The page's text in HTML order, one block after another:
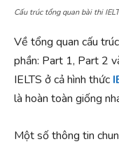
Cấu trúc tổng quan bài thi
Về tổng quan cấu
phần: Part 1, Part 2
IELTS ở cả hình thức
là hoàn toàn giống
Một số thông tin